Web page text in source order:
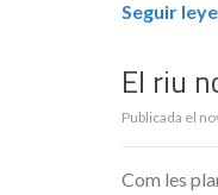
Seguir
El riu
Publicada el
Com les